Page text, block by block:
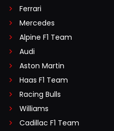
Ferrari
Mercedes
Alpine F1 Team
Audi
Aston Martin
Haas F1 Team
Racing Bulls
Williams
Cadillac F1 Team